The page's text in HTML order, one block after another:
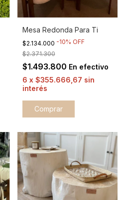
Mesa Redonda Para Ti
$2.134.000 -10% OFF
$2.371.300
$1.493.800 En efectivo
6 x $355.666,67 sin
interés